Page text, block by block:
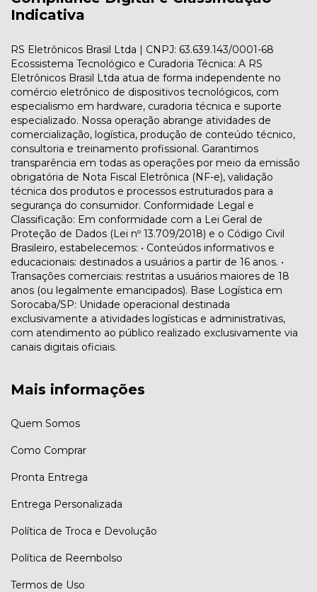
Indicativa
RS Eletrônicos Brasil Ltda | CNPJ: 63.639.143/0001-68
Ecossistema Tecnológico e Curadoria Técnica: A RS
Eletrônicos Brasil Ltda atua de forma independente no
comércio eletrônico de dispositivos tecnológicos, com
especialismo em hardware, curadoria técnica e suporte
especializado. Nossa operação abrange atividades de
comercialização, logística, produção de conteúdo técnico,
consultoria e treinamento profissional. Garantimos
transparência em todas as operações por meio da emissão
obrigatória de Nota Fiscal Eletrônica (NF-e), validação
técnica dos produtos e processos estruturados para a
segurança do consumidor. Conformidade Legal e
Classificação: Em conformidade com a Lei Geral de
Proteção de Dados (Lei nº 13.709/2018) e o Código Civil
Brasileiro, estabelecemos: • Conteúdos informativos e
educacionais: destinados a usuários a partir de 16 anos. •
Transações comerciais: restritas a usuários maiores de 18
anos (ou legalmente emancipados). Base Logística em
Sorocaba/SP: Unidade operacional destinada
exclusivamente a atividades logísticas e administrativas,
com atendimento ao público realizado exclusivamente via
canais digitais oficiais.
Mais informações
Quem Somos
Como Comprar
Pronta Entrega
Entrega Personalizada
Política de Troca e Devolução
Política de Reembolso
Termos de Uso